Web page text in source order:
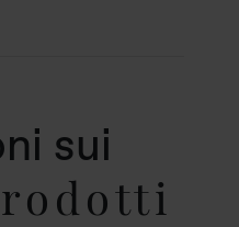
sui